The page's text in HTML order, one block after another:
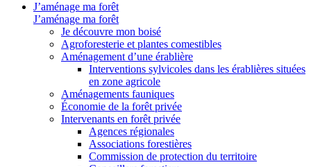
J’aménage ma forêt
J’aménage ma forêt
Je découvre mon boisé
Agroforesterie et plantes comestibles
Aménagement d’une érablière
Interventions sylvicoles dans les érablières situées
en zone agricole
Aménagements fauniques
Économie de la forêt privée
Intervenants en forêt privée
Agences régionales
Associations forestières
Commission de protection du territoire